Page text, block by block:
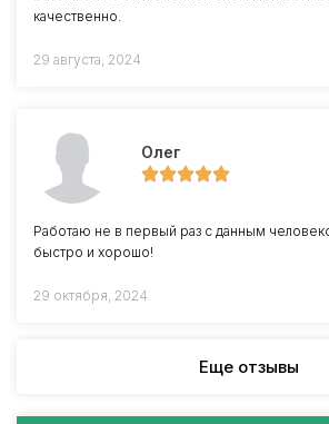
качественно.
29 августа, 2024
Олег
Работаю не в первый раз с данным
быстро и хорошо!
29 октября, 2024
Еще отзывы